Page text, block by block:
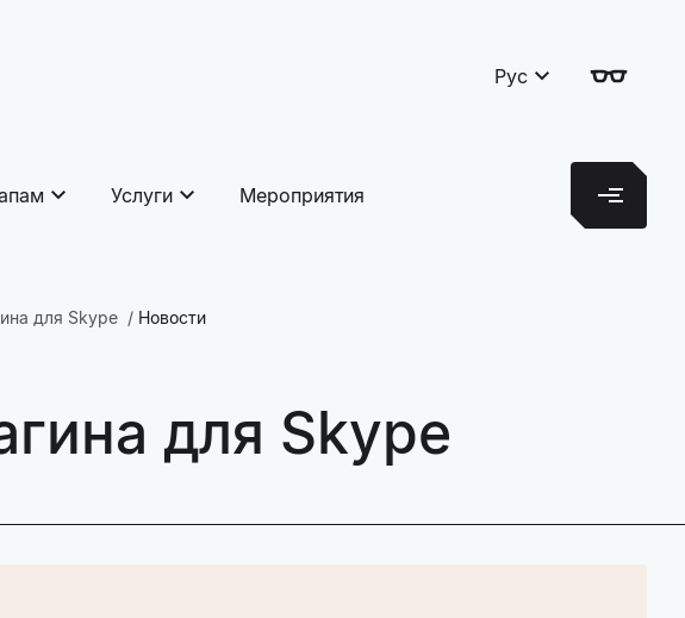
Рус
Услуги Мероприятия
для Skype Новости
для Skype